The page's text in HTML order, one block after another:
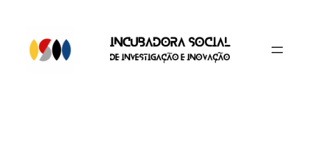
content